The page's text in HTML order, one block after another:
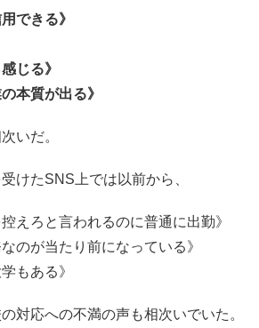
できる》
じる》
本質が出る》
いだ。
けたSNS上では以前から、
えろと言われるのに普通に出勤》
のが当たり前になっている》
もある》
対応への不満の声も相次いでいた。